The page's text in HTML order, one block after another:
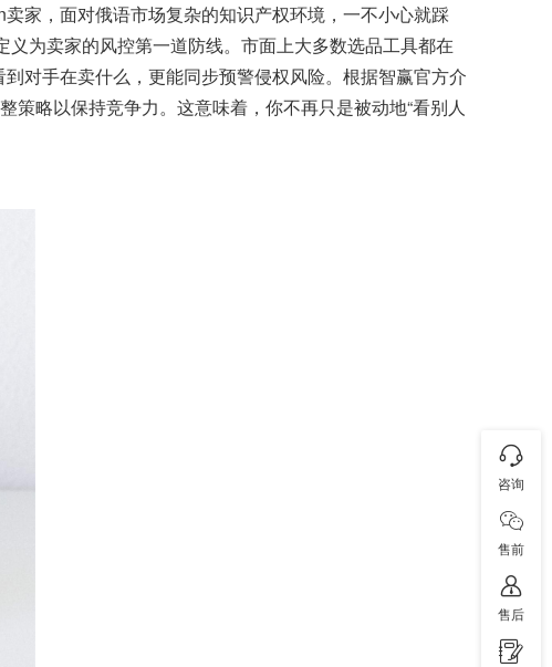
家，面对俄语市场复杂的知识产权环境，一不小心就踩
义为卖家的风控第一道防线。市面上大多数选品工具都在
对手在卖什么，更能同步预警侵权风险。根据智赢官方介
略以保持竞争力。这意味着，你不再只是被动地“看别人
咨询
售前
售后